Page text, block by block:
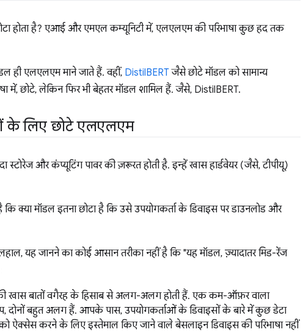
होता है? एआई और एमएल कम्यूनिटी में, एलएलएम की परिभाषा कुछ हद तक
ही एलएलएम माने जाते हैं. वहीं, DistilBERTजैसे छोटे मॉडल को सामान्य
में, छोटे, लेकिन फिर भी बेहतर मॉडल शामिल हैं. जैसे, DistilBERT.
के लिए छोटे एलएलएम
और कंप्यूटिंग पावर की ज़रूरत होती है. इन्हें खास हार्डवेयर (जैसे, टीपीयू)
क्या मॉडल इतना छोटा है कि उसे उपयोगकर्ता के डिवाइस पर डाउनलोड और
यह जानने का कोई आसान तरीका नहीं है कि "यह मॉडल, ज़्यादातर मिड-रेंज
की खास बातों वगैरह के हिसाब से अलग-अलग होती हैं. एक कम-ऑफ़र वाला
दोनों बहुत अलग हैं. आपके पास, उपयोगकर्ताओं के डिवाइसों के बारे में कुछ डेटा
ऐक्सेस करने के लिए इस्तेमाल किए जाने वाले बेसलाइन डिवाइस की परिभाषा नहीं